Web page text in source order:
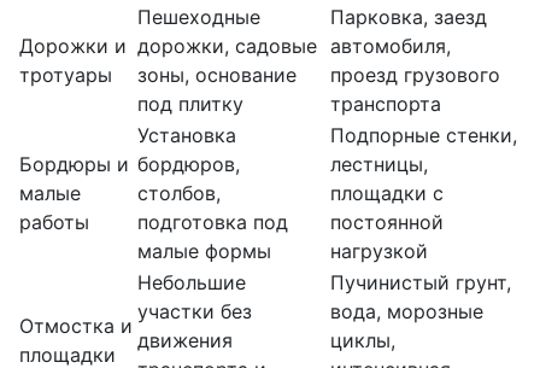
Дорожки и
тротуары
Пешеходные
дорожки, садовые
зоны, основание
под плитку
Парковка, заезд
автомобиля,
проезд грузового
транспорта
Бордюры и
малые
работы
Установка
бордюров,
столбов,
подготовка под
малые формы
Подпорные стенки,
лестницы,
площадки с
постоянной
нагрузкой
Отмостка и
площадки
Небольшие
участки без
движения
Пучинистый грунт,
вода, морозные
циклы,